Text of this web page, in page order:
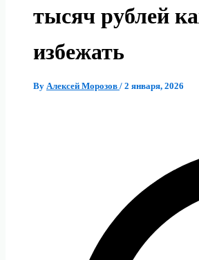
тысяч рублей
избежать
By Алексей Морозов / 2 января, 2026